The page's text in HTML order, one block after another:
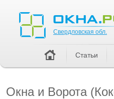
Окна и Ворота
Свердловская обл.
Статьи